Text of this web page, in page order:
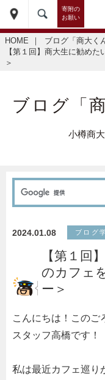
寄附の
お願い
HOME ｜ ブログ「商大く
【第１回】商大生に勧め
＞
ブログ「
小樽商
2024.01.08 ブログ
【第１回
のカフェ
ー＞
こんにちは！このご
スタッフ高橋です！
私は最近カフェ巡り